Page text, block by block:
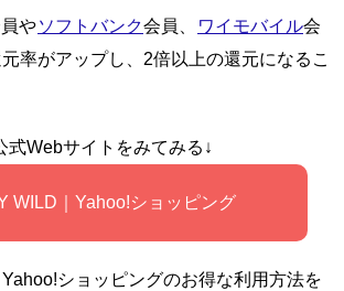
やソフトバンク会員、 ワイモバイル会
率がアップし、2倍以上の還元になるこ
式Webサイトをみてみる↓
WILD｜Yahoo!ショッピング
ショッピングのお得な利用方法を